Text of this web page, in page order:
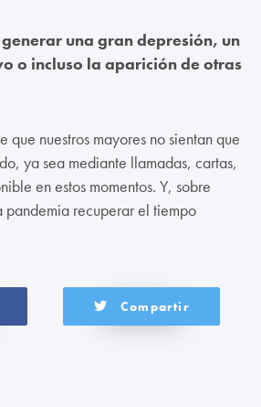
generar una gran depresión, un
o incluso la aparición de otras
que nuestros mayores no sientan que
ya sea mediante llamadas, cartas,
en estos momentos. Y, sobre
pandemia recuperar el tiempo
Compartir